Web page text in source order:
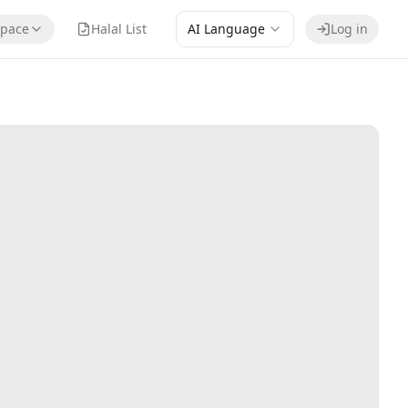
Halal List AI Language Log in